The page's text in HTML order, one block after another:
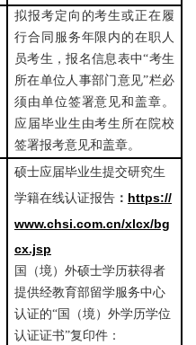
拟报考定向的考生或正在履
行合同服务年限内的在职人
员考生，报名信息表中“考生
所在单位人事部门意见”栏必
须由单位签署意见和盖章。
应届毕业生由考生所在院校
签署报考意见和盖章。
硕士应届毕业生提交研究生
学籍在线认证报告 ： https://
www.chsi.com.cn/xlcx/bg
cx.jsp
国（境）外硕士学历获得者
提供经教育部留学服务中心
认证的“国（境）外学历学位
认证证书”复印件：